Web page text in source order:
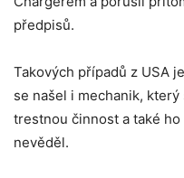
předpisů.
Takových případů z USA
se našel i mechanik,
trestnou činnost a také
nevěděl.